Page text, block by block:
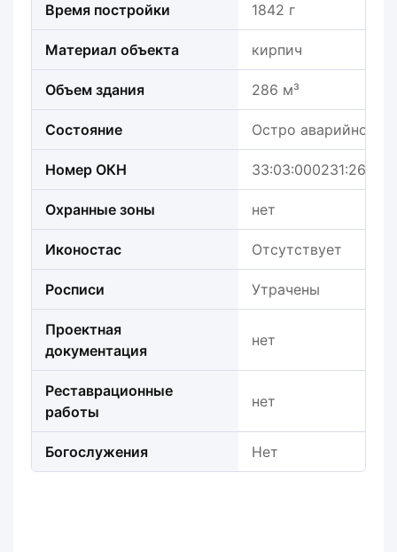
Время постройки 1842 г
Материал объекта кирпич
Объем здания 286 м³
Состояние Остро аварийное
Номер ОКН 33:03:000231:266
Охранные зоны нет
Иконостас Отсутствует
Росписи Утрачены
Проектная
документация
нет
Реставрационные
работы
нет
Богослужения Нет